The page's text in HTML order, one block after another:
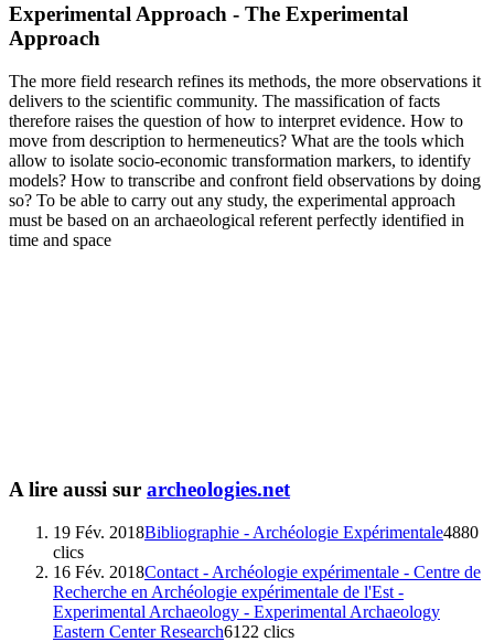
Experimental Approach - The Experimental
Approach
The more field research refines its methods, the more observations it
delivers to the scientific community. The massification of facts
therefore raises the question of how to interpret evidence. How to
move from description to hermeneutics? What are the tools which
allow to isolate socio-economic transformation markers, to identify
models? How to transcribe and confront field observations by doing
so? To be able to carry out any study, the experimental approach
must be based on an archaeological referent perfectly identified in
time and space
A lire aussi sur archeologies.net
19 Fév. 2018Bibliographie - Archéologie Expérimentale4880
clics
16 Fév. 2018Contact - Archéologie expérimentale - Centre de
Recherche en Archéologie expérimentale de l'Est -
Experimental Archaeology - Experimental Archaeology
Eastern Center Research6122 clics